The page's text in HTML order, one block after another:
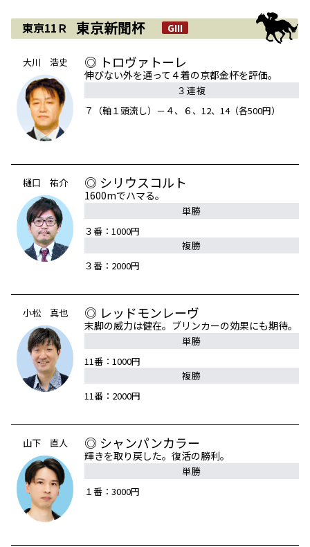
東京11Ｒ 東京新聞杯 GIII
大川 浩史 ◎ トロヴァトーレ
伸びない外を通って４着の京都金杯を評価。
３連複
７（軸１頭流し）－４、６、12、14（各500円）
樋口 祐介 ◎ シリウスコルト
1600mでハマる。
単勝
３番：1000円
複勝
３番：2000円
小松 真也 ◎ レッドモンレーヴ
末脚の威力は健在。ブリンカーの効果にも期待。
単勝
11番：1000円
複勝
11番：2000円
山下 直人 ◎ シャンパンカラー
輝きを取り戻した。復活の勝利。
単勝
１番：3000円